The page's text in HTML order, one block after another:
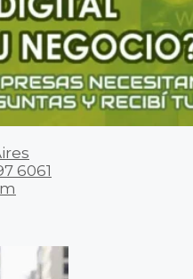
6061